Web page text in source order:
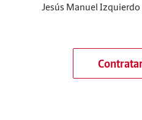
Jesús Manuel